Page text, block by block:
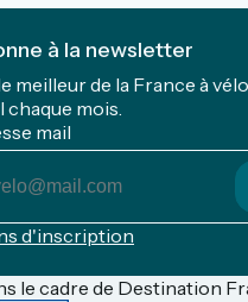
à la newsletter
le meilleur de la France à
chaque mois.
mail
d'inscription
le cadre de Destination